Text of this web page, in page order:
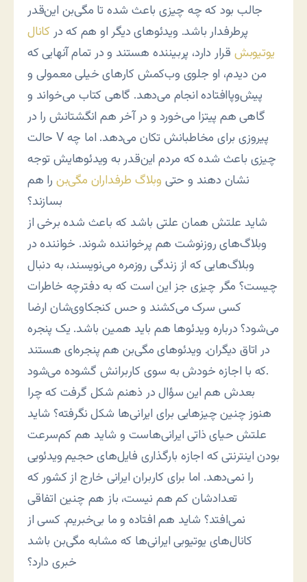
جالب بود که چه چیزی باعث شده تا مگی‌بن این‌قدر
پرطرفدار باشد. ویدئوهای دیگر او هم که در کانال
یوتیوبش قرار دارد، پربیننده هستند و در تمام آنهایی که
من دیدم، او جلوی وب‌کمش کارهای خیلی معمولی و
پیش‌وپاافتاده انجام می‌دهد. گاهی کتاب می‌خواند و
گاهی هم پیتزا می‌خورد و در آخر هم انگشتانش را در
حالت V پیروزی برای مخاطبانش تکان می‌دهد. اما چه
چیزی باعث شده که مردم این‌قدر به ویدئوهایش توجه
نشان دهند و حتی وبلاگ طرفداران مگی‌بن را هم
بسازند؟
شاید علتش همان علتی باشد که باعث شده برخی از
وبلاگ‌های روزنوشت هم پرخواننده شوند. خواننده در
وبلاگ‌هایی که از زندگی روزمره می‌نویسند، به دنبال
چیست؟ مگر چیزی جز این است که به دفترچه خاطرات
کسی سرک می‌کشند و حس کنجکاوی‌شان ارضا
می‌شود؟ درباره ویدئوها هم باید همین باشد. یک پنجره
در اتاق دیگران. ویدئوهای مگی‌بن هم پنجره‌ای هستند
که با اجازه خودش به سوی کاربرانش گشوده می‌شود.
بعدش هم این سؤال در ذهنم شکل گرفت که چرا
هنوز چنین چیزهایی برای ایرانی‌ها شکل نگرفته؟ شاید
علتش حیای ذاتی ایرانی‌هاست و شاید هم کم‌سرعت
بودن اینترنتی که اجازه بارگذاری فایل‌های حجیم ویدئویی
را نمی‌دهد. اما برای کاربران ایرانی خارج از کشور که
تعدادشان کم هم نیست، باز هم چنین اتفاقی
نمی‌افتد؟ شاید هم افتاده و ما بی‌خبریم. کسی از
کانال‌های یوتیوبی ایرانی‌ها که مشابه مگی‌بن باشد
خبری دارد؟